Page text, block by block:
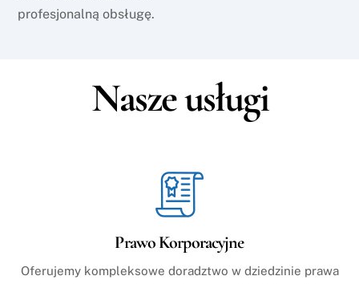
profesjonalną obsługę.
Nasze usługi
Prawo Korporacyjne
Oferujemy kompleksowe doradztwo w dziedzinie prawa